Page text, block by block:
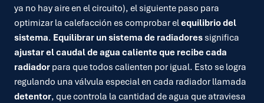
ya no hay aire en el circuito), el siguiente paso para
optimizar la calefacción es comprobar elequilibrio del
sistema. Equilibrar un sistema de radiadores significa
ajustar el caudal de agua caliente que recibe cada
radiador para que todos calienten por igual. Esto se logra
regulando una válvula especial en cada radiador llamada
detentor, que controla la cantidad de agua que atraviesa